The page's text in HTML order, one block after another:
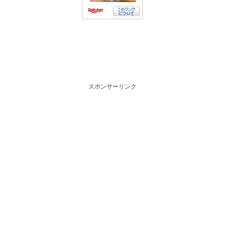
スポンサーリンク